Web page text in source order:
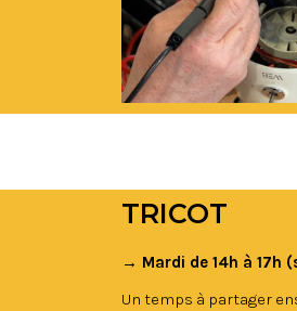
TRICOT
→ Mardi de 14h à 17h
Un temps à partager